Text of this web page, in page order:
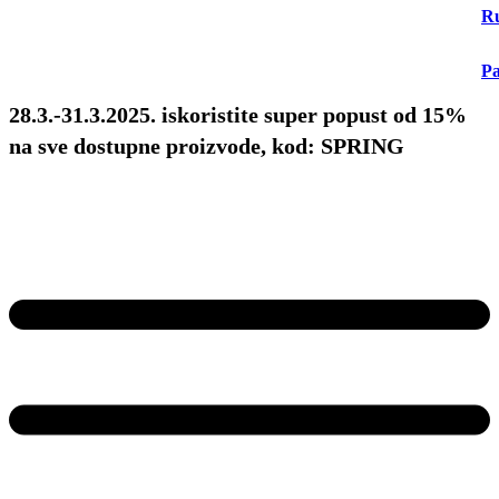
28.3.-31.3.2025. iskoristite super popust od 15%
na sve dostupne proizvode, kod: SPRING